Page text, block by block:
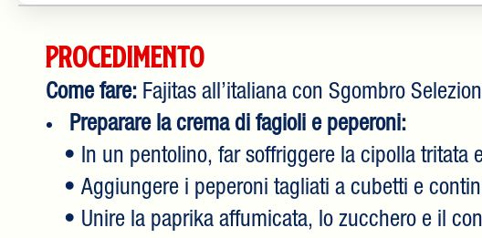
Procedimento
Come fare: Fajitas all’italiana con Sgombro
Preparare la crema di fagioli e peperoni:
• In un pentolino, far soffriggere la cipolla tritata
• Aggiungere i peperoni tagliati a cubetti e
• Unire la paprika affumicata, lo zucchero e il